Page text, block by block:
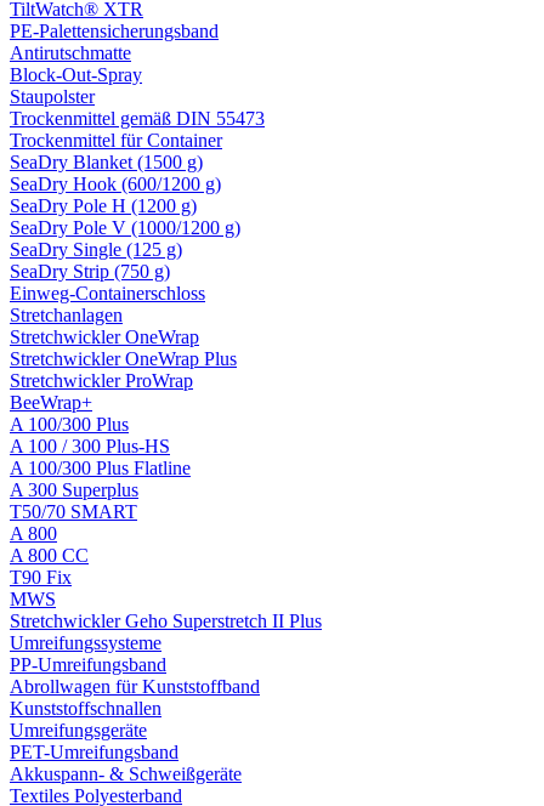
TiltWatch® XTR
PE-Palettensicherungsband
Antirutschmatte
Block-Out-Spray
Staupolster
Trockenmittel gemäß DIN 55473
Trockenmittel für Container
SeaDry Blanket (1500 g)
SeaDry Hook (600/1200 g)
SeaDry Pole H (1200 g)
SeaDry Pole V (1000/1200 g)
SeaDry Single (125 g)
SeaDry Strip (750 g)
Einweg-Containerschloss
Stretchanlagen
Stretchwickler OneWrap
Stretchwickler OneWrap Plus
Stretchwickler ProWrap
BeeWrap+
A 100/300 Plus
A 100 / 300 Plus-HS
A 100/300 Plus Flatline
A 300 Superplus
T50/70 SMART
A 800
A 800 CC
T90 Fix
MWS
Stretchwickler Geho Superstretch II Plus
Umreifungssysteme
PP-Umreifungsband
Abrollwagen für Kunststoffband
Kunststoffschnallen
Umreifungsgeräte
PET-Umreifungsband
Akkuspann- & Schweißgeräte
Textiles Polyesterband